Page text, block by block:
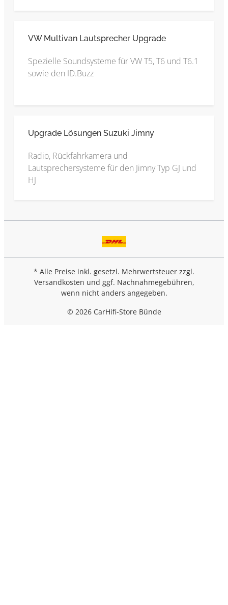
VW Multivan Lautsprecher Upgrade
Spezielle Soundsysteme für VW T5, T6 und T6.1
sowie den ID.Buzz
Upgrade Lösungen Suzuki Jimny
Radio, Rückfahrkamera und
Lautsprechersysteme für den Jimny Typ GJ und
HJ
* Alle Preise inkl. gesetzl. Mehrwertsteuer zzgl.
Versandkosten und ggf. Nachnahmegebühren,
wenn nicht anders angegeben.
© 2026 CarHifi-Store Bünde